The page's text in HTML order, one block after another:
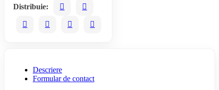
Distribuie:
Descriere
Formular de contact